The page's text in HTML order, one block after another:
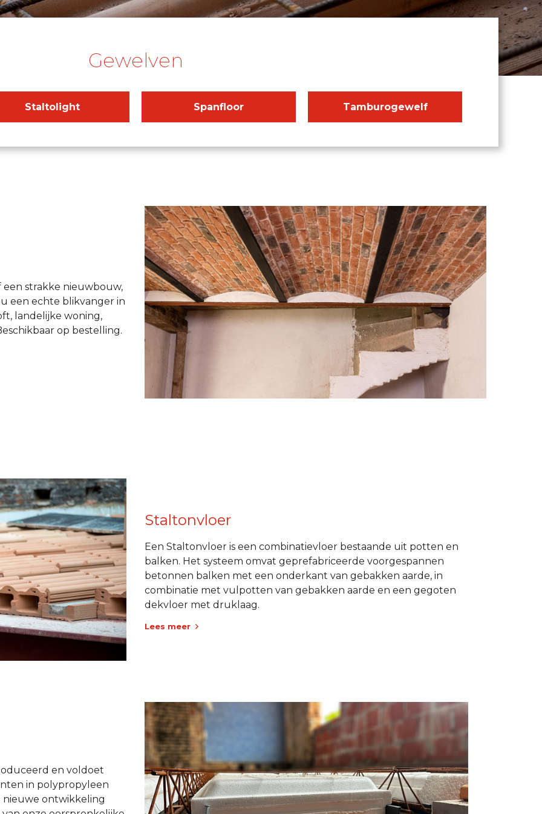
Gewelven
Staltolight Spanfloor Tamburogewelf
strakke nieuwbouw,
een echte blikvanger in
landelijke woning,
op bestelling.
Staltonvloer
Een Staltonvloer is een combinatievloer bestaande uit potten en
balken. Het systeem omvat geprefabriceerde voorgespannen
betonnen balken met een onderkant van gebakken aarde, in
combinatie met vulpotten van gebakken aarde en een gegoten
dekvloer met druklaag.
Lees meer
en voldoet
in polypropyleen
nieuwe ontwikkeling